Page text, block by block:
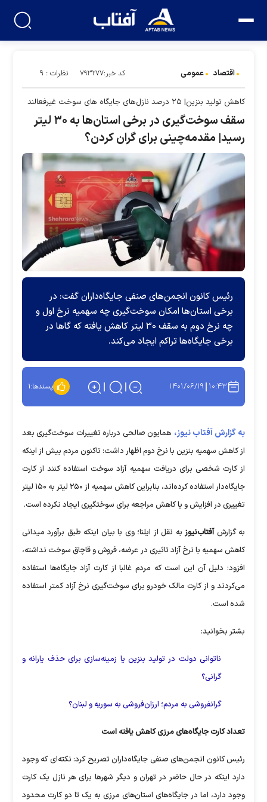
اقتصاد عمومی کد خبر:۷۹۳۲۷۷ نظرات : ۹
کاهش تولید بنزین| ۲۵ درصد نازل‌های جایگاه های سوخت غیرفعالند
سقف سوخت‌گیری در برخی استان‌ها به ۳۰ لیتر
رسید| مقدمه‌چینی برای گران کردن؟
رئیس کانون انجمن‌های صنفی جایگاه‌داران گفت: در
برخی استان‌ها امکان سوخت‌گیری چه سهمیه نرخ اول و
چه نرخ دوم به سقف ۳۰ لیتر کاهش یافته که گا‌ها در
برخی جایگاه‌ها تراکم ایجاد می‌کند.
۱۰:۴۳ ۱۴۰۱/۰۶/۱۹ پسندها:۱
به گزارش آفتاب نیوز، همایون صالحی درباره تغییرات سوخت‌گیری بعد
از کاهش سهمیه بنزین با نرخ دوم اظهار داشت: تاکنون مردم بیش از اینکه
از کارت شخصی برای دریافت سهمیه آزاد سوخت استفاده کنند از کارت
جایگاه‌دار استفاده کرده‌اند، بنابراین کاهش سهمیه از ۲۵۰ لیتر به ۱۵۰ لیتر
تغییری در افزایش و یا کاهش مراجعه برای سوختگیری ایجاد نکرده است.
به گزارشآفتاب‌نیوزبه نقل از ایلنا؛ وی با بیان اینکه طبق برآورد میدانی
کاهش سهمیه با نرخ آزاد تاثیری در عرضه، فروش و قاچاق سوخت نداشته،
افزود: دلیل آن این است که مردم غالبا از کارت آزاد جایگاه‌ها استفاده
می‌کردند و از کارت مالک خودرو برای سوخت‌گیری نرخ آزاد کمتر استفاده
شده است.
بشتر بخوانید:
ناتوانی دولت در تولید بنزین یا زمینه‌سازی برای حذف یارانه و
گرانی؟
گرانفروشی به مردم؛ ارزان‌فروشی به سوریه و لبنان؟
تعداد کارت جایگاه‌های مرزی کاهش یافته است
رئیس کانون انجمن‌های صنفی جایگاه‌داران تصریح کرد: نکته‌ای که وجود
دارد اینکه در حال حاضر در تهران و دیگر شهر‌ها برای هر نازل یک کارت
وجود دارد، اما در جایگاه‌های استان‌های مرزی به یک تا دو کارت محدود